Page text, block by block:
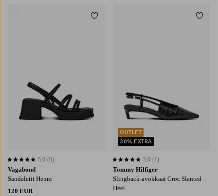
Vagabond
Sandaletit Henni
120 EUR
5,0 perustuen 6 arvosanaan
5,0 (6)
Lisää suosikkeihin
Tommy Hilfiger
Slingback-avokkaat Croc Slanted
Heel
5,0 perustuen 1 arvosanaan
5,0 (1)
OUTLET
30% EXTRA